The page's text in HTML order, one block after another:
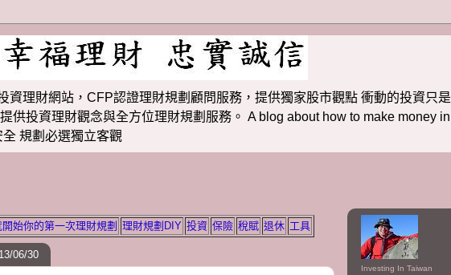
資理財網站，CFP認證理財規劃顧問服務，提供獨家股市觀點 衝動的投資只
供投資理財觀念與全方位理財規劃服務。 A blog about how to make money
規劃必選獨立客觀
始你的第一次理財規劃 理財規劃DIY 投資 保險 稅賦 退休 工具
06/30
Investing In Taiwan